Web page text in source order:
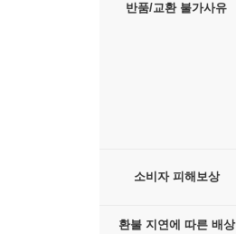
반품/교환 불가사유
소비자 피해보상
환불 지연에 따른 배상